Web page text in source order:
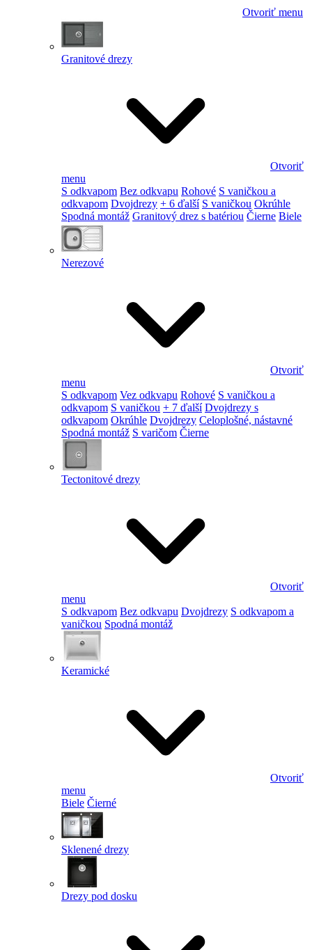
Otvoriť menu
Granitové drezy
Otvoriť
menu
S odkvapom Bez odkvapu Rohové S vaničkou a
odkvapom Dvojdrezy + 6 ďalší S vaničkou Okrúhle
Spodná montáž Granitový drez s batériou Čierne Biele
Nerezové
Otvoriť
menu
S odkvapom Vez odkvapu Rohové S vaničkou a
odkvapom S vaničkou + 7 ďalší Dvojdrezy s
odkvapom Okrúhle Dvojdrezy Celoplošné, nástavné
Spodná montáž S varičom Čierne
Tectonitové drezy
Otvoriť
menu
S odkvapom Bez odkvapu Dvojdrezy S odkvapom a
vaničkou Spodná montáž
Keramické
Otvoriť
menu
Biele Čierné
Sklenené drezy
Drezy pod dosku